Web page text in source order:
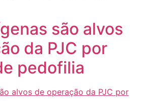
são alvos
da PJC por
pedofilia